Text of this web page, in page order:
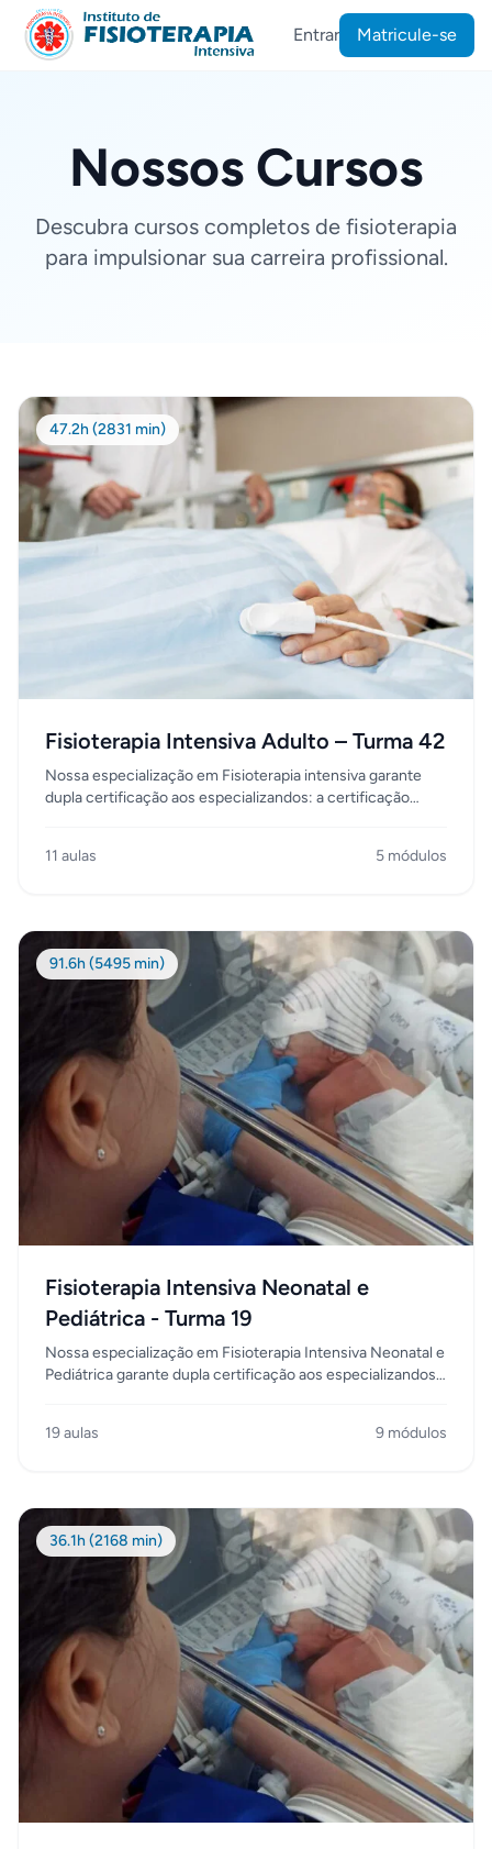
Entrar Matricule-se
Nossos Cursos
Descubra cursos completos de fisioterapia
para impulsionar sua carreira profissional.
47.2h (2831 min)
Fisioterapia Intensiva Adulto – Turma 42
Nossa especialização em Fisioterapia intensiva garante
dupla certificação aos especializandos: a certificação
hospitais do Rio de Janeiro, em cumprimento a uma carga
clínica, e na vivência do dia a dia na Unidade de Tratamento
Intensivo, estaremos formando profissionais gabaritados
para atuarem nos hospitais, com o compromisso de se
basearem nas boas práticas , pautados em evidência
científica e respeito ao paciente.
11 aulas 5 módulos
91.6h (5495 min)
Fisioterapia Intensiva Neonatal e
Pediátrica - Turma 19
Nossa especialização em Fisioterapia Intensiva Neonatal e
Pediátrica garante dupla certificação aos especializandos:
UTIs de grandes hospitais do Rio de Janeiro, em
maneira, baseado na prática clínica, e na vivência do dia a
dia na Unidade de Tratamento Intensivo, estaremos
formando profissionais gabaritados para serem
Intensivistas.
19 aulas 9 módulos
36.1h (2168 min)